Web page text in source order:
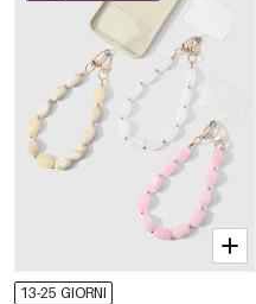
13-25 GIORNI